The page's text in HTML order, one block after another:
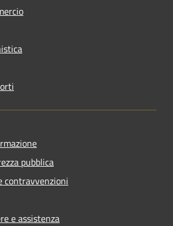
pubblica
contravvenzioni
e assistenza